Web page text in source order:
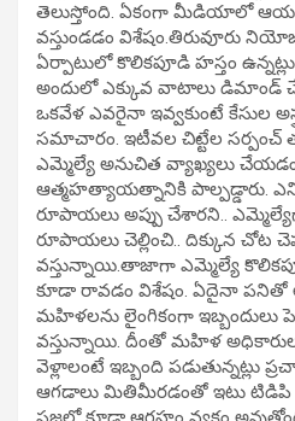
తెలుస్తోంది. ఏకంగా మీడియాలో
వస్తుండడం విశేషం.తిరువూరు
ఏర్పాటులో కొలికపూడి హస్తం
అందులో ఎక్కువ వాటాలు డిమాండ్
ఒకవేళ ఎవరైనా ఇవ్వకుంటే కేసుల
సమాచారం. ఇటీవల చిట్టేల సర్పంచ్
ఎమ్మెల్యే అనుచిత వ్యాఖ్యలు
ఆత్మహత్యాయత్నానికి పాల్పడ్డారు.
రూపాయలు అప్పు చేశారని..
రూపాయలు చెల్లించి.. దిక్కున చోట
వస్తున్నాయి.తాజాగా ఎమ్మెల్యే
కూడా రావడం విశేషం. ఏదైనా పనితో
మహిళలను లైంగికంగా ఇబ్బందులు
వస్తున్నాయి. దీంతో మహిళ
వెళ్లాలంటే ఇబ్బంది పడుతున్నట్లు
ఆగడాలు మితిమీరడంతో ఇటు టిడిపి